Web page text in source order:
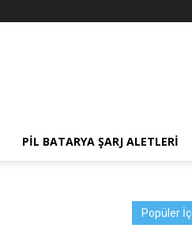
PIL BATARYA ŞARJ ALETLERI
Popüler